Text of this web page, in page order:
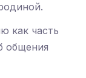
как часть
общения